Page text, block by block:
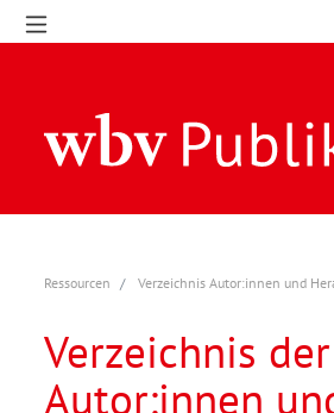
Ressourcen Verzeichnis Autor:innen und
Verzeichnis der
Autor:innen